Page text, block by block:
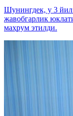
Шунингдек, у 3 йил
жавобгарлик
маҳрум этилди.